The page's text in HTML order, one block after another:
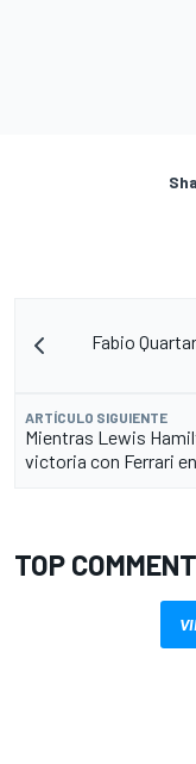
Fabio
ARTÍCULO SIGUIENTE
Mientras Lewis
victoria con Ferrari
TOP